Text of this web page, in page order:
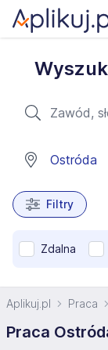
Filtry
Zdalna
Aplikuj.pl Praca
Praca